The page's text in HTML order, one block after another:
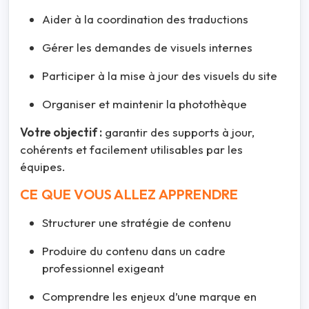
Aider à la coordination des traductions
Gérer les demandes de visuels internes
Participer à la mise à jour des visuels du site
Organiser et maintenir la photothèque
Votre objectif : garantir des supports à jour,
cohérents et facilement utilisables par les
équipes.
CE QUE VOUS ALLEZ APPRENDRE
Structurer une stratégie de contenu
Produire du contenu dans un cadre
professionnel exigeant
Comprendre les enjeux d’une marque en